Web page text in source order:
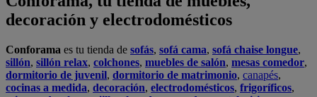
decoración y electrodomésticos
Conforama es tu tienda de sofás, sofá cama, sofá chaise longue,
sillón, sillón relax, colchones, muebles de salón, mesas comedor,
dormitorio de juvenil, dormitorio de matrimonio, canapés,
cocinas a medida, decoración, electrodomésticos, frigoríficos,